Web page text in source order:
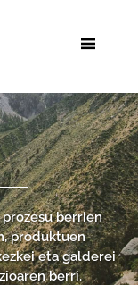
berrien
produktuen
eta galderei
berri.